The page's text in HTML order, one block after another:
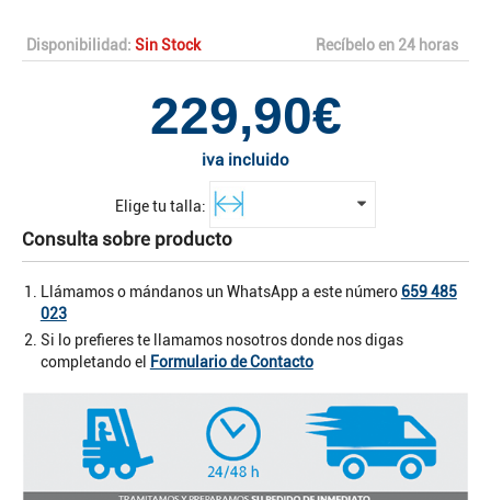
Disponibilidad: Sin Stock Recíbelo en 24 horas
229,90€
iva incluido
Elige tu talla:
Consulta sobre producto
Llámamos o mándanos un WhatsApp a este número 659 485
023
Si lo prefieres te llamamos nosotros donde nos digas
completando el
Formulario de Contacto